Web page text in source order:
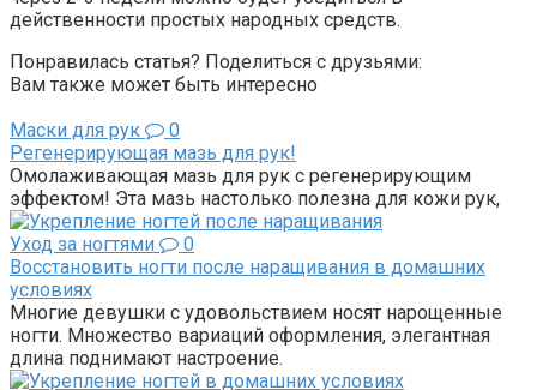
действенности простых народных средств.
Понравилась статья? Поделиться с друзьями:
Вам также может быть интересно
Маски для рук
0
Регенерирующая мазь для рук!
Омолаживающая мазь для рук с регенерирующим
эффектом! Эта мазь настолько полезна для кожи рук,
Уход за ногтями
0
Восстановить ногти после наращивания в домашних
условиях
Многие девушки с удовольствием носят нарощенные
ногти. Множество вариаций оформления, элегантная
длина поднимают настроение.